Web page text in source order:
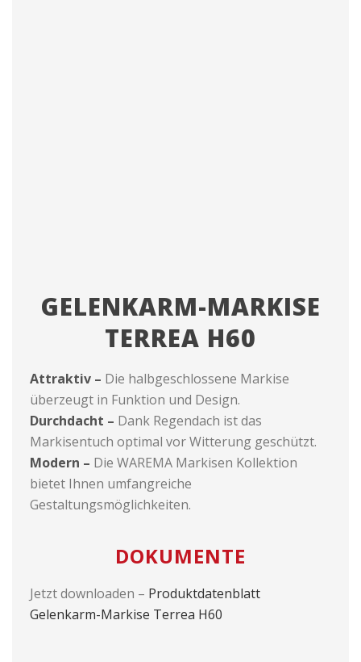
GELENKARM-MARKISE
TERREA H60
Attraktiv – Die halbgeschlossene Markise
überzeugt in Funktion und Design.
Durchdacht – Dank Regendach ist das
Markisentuch optimal vor Witterung geschützt.
Modern – Die WAREMA Markisen Kollektion
bietet Ihnen umfangreiche
Gestaltungsmöglichkeiten.
DOKUMENTE
Jetzt downloaden – Produktdatenblatt
Gelenkarm-Markise Terrea H60